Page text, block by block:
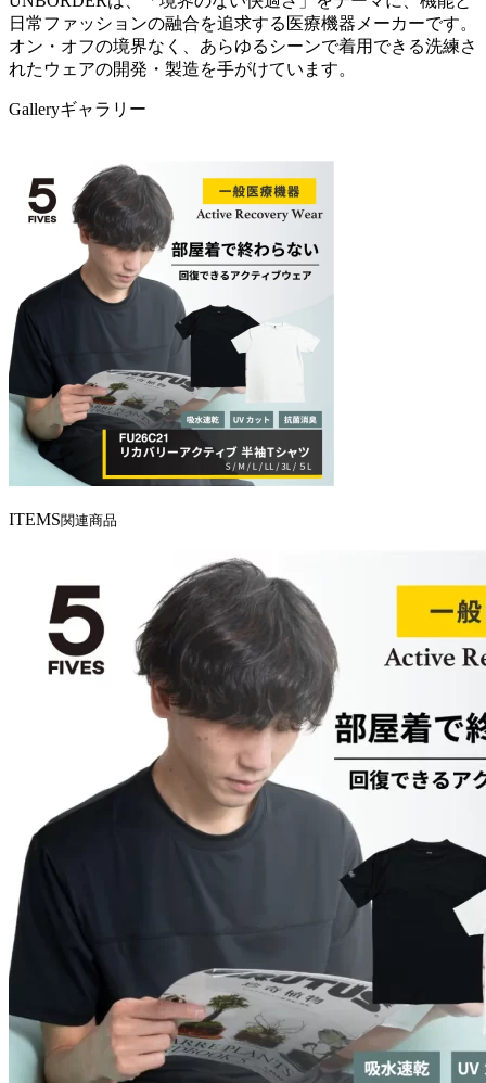
日常ファッションの融合を追求する医療機器メーカーです。
オン・オフの境界なく、あらゆるシーンで着用できる洗練さ
れたウェアの開発・製造を手がけています。
Galleryギャラリー
ITEMS関連商品